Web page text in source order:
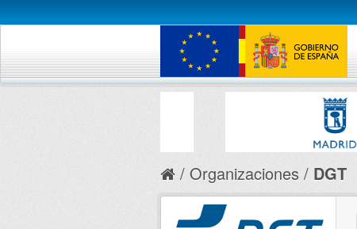
Organizaciones DGT